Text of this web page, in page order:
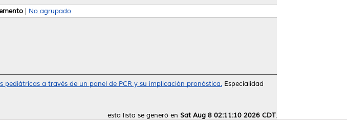
| No agrupado
pediátricas a través de un panel de PCR y su implicación pronóstica. Especialidad
esta lista se generó en Sat Aug 8 02:11:10 2026 CDT.